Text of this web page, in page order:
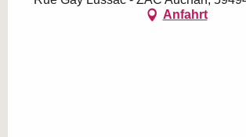
Anfahrt